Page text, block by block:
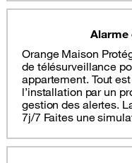
Alarme
Orange Maison
de télésurveillance
appartement. Tout
l’installation par un
gestion des alertes.
7j/7 Faites une